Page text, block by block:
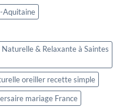
Aquitaine
& Relaxante à Saintes
oreiller recette simple
mariage France